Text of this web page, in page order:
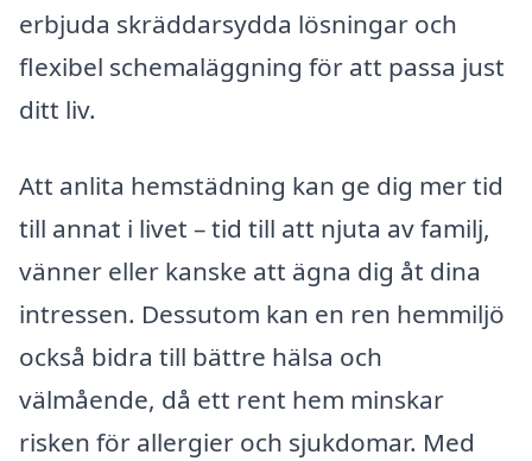
erbjuda skräddarsydda lösningar och
flexibel schemaläggning för att passa just
ditt liv.
Att anlita hemstädning kan ge dig mer tid
till annat i livet – tid till att njuta av familj,
vänner eller kanske att ägna dig åt dina
intressen. Dessutom kan en ren hemmiljö
också bidra till bättre hälsa och
välmående, då ett rent hem minskar
risken för allergier och sjukdomar. Med